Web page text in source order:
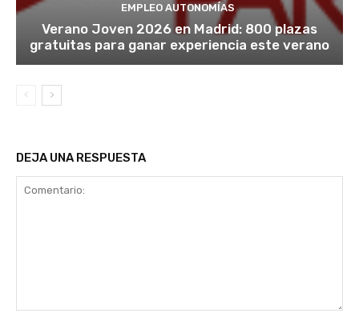
EMPLEO AUTONOMÍAS
Verano Joven 2026 en Madrid: 800 plazas
gratuitas para ganar experiencia este verano
DEJA UNA RESPUESTA